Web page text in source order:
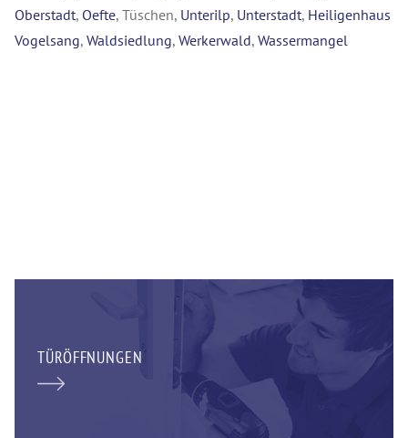
Oberstadt, Oefte, Tüschen, Unterilp, Unterstadt, Heiligenhaus
Vogelsang, Waldsiedlung, Werkerwald, Wassermangel
TÜRÖFFNUNGEN